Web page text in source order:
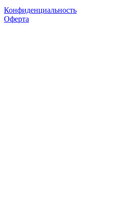
Конфиденциальность
Оферта